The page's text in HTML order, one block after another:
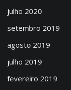
julho 2020
setembro 2019
agosto 2019
julho 2019
fevereiro 2019